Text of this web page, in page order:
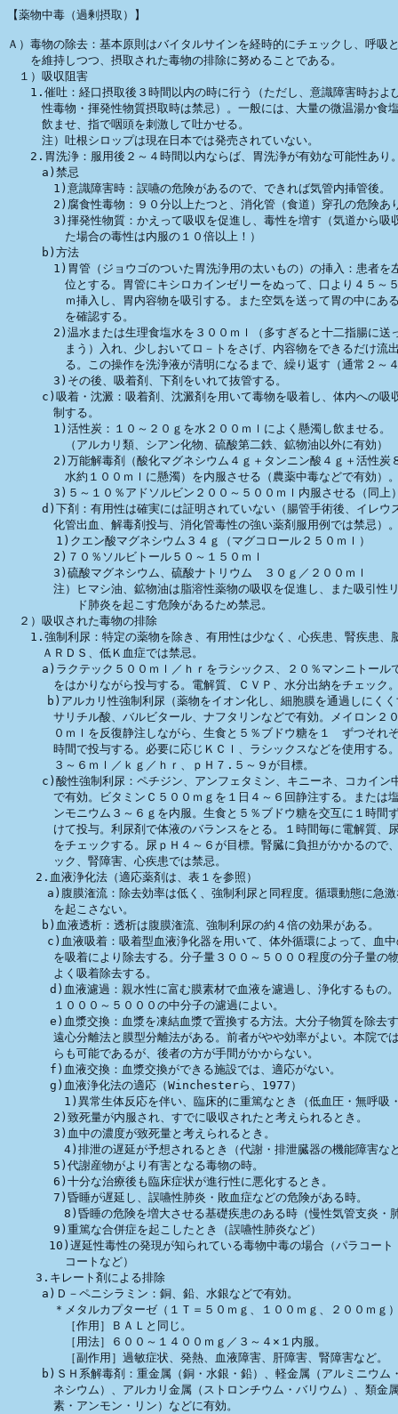
【薬物中毒（過剰摂取）】
Ａ）毒物の除去：基本原則はバイタルサインを経時的にチェックし、呼吸
を維持しつつ、摂取された毒物の排除に努めることである。
１）吸収阻害
1.催吐：経口摂取後３時間以内の時に行う（ただし、意識障害時およ
性毒物・揮発性物質摂取時は禁忌）。一般には、大量の微温湯か食
飲ませ、指で咽頭を刺激して吐かせる。
注）吐根シロップは現在日本では発売されていない。
2.胃洗浄：服用後２～４時間以内ならば、胃洗浄が有効な可能性あり
a)禁忌
1)意識障害時：誤嚥の危険があるので、できれば気管内挿管後。
2)腐食性毒物：９０分以上たつと、消化管（食道）穿孔の危険あ
3)揮発性物質：かえって吸収を促進し、毒性を増す（気道から吸
た場合の毒性は内服の１０倍以上！）
b)方法
1)胃管（ジョウゴのついた胃洗浄用の太いもの）の挿入：患者を
位とする。胃管にキシロカインゼリーをぬって、口より４５～
ｍ挿入し、胃内容物を吸引する。また空気を送って胃の中にあ
を確認する。
2)温水または生理食塩水を３００ｍｌ（多すぎると十二指腸に送
まう）入れ、少しおいてロ－トをさげ、内容物をできるだけ流
る。この操作を洗浄液が清明になるまで、繰り返す（通常２～４
3)その後、吸着剤、下剤をいれて抜管する。
c)吸着・沈澱：吸着剤、沈澱剤を用いて毒物を吸着し、体内への吸
制する。
1)活性炭：１０～２０ｇを水２００ｍｌによく懸濁し飲ま
（アルカリ類、シアン化物、硫酸第二鉄、鉱物油以外に有効）
2)万能解毒剤（酸化マグネシウム４ｇ＋タンニン酸４ｇ＋活性炭
水約１００ｍｌに懸濁）を内服させる（農薬中毒などで有効）
3)５～１０％アドソルビン２００～５００ｍｌ内服させる（同上
d)下剤：有用性は確実には証明されていない（腸管手術後、イレウ
化管出血、解毒剤投与、消化管毒性の強い薬剤服用例では禁忌）
1)クエン酸マグネシウム３４ｇ（マグコロール２５０ｍｌ）
2)７０％ソルビトール５０～１５０ｍｌ
3)硫酸マグネシウム、硫酸ナトリウム　３０ｇ／２００ｍｌ
注）ヒマシ油、鉱物油は脂溶性薬物の吸収を促進し、また吸引性
ド肺炎を起こす危険があるため禁忌。
２）吸収された毒物の排除
1.強制利尿：特定の薬物を除き、有用性は少なく、心疾患、腎疾患、
ＡＲＤＳ、低Ｋ血症では禁忌。
a)ラクテック５００ｍｌ／ｈｒをラシックス、２０％マンニトール
をはかりながら投与する。電解質、ＣＶＰ、水分出納をチェック
b)アルカリ性強制利尿（薬物をイオン化し、細胞膜を通過しにくく
サリチル酸、バルビタール、ナフタリンなどで有効。メイロン２
０ｍｌを反復静注しながら、生食と５％ブドウ糖を１　ずつそれ
時間で投与する。必要に応じＫＣｌ、ラシックスなどを使用する
３～６ｍｌ／ｋｇ／ｈｒ、ｐＨ７.５～９が目標。
c)酸性強制利尿：ペチジン、アンフェタミン、キニーネ、コカイン
で有効。ビタミンＣ５００ｍｇを１日４～６回静注する。または
ンモニウム３～６ｇを内服。生食と５％ブドウ糖を交互に１時間
けて投与。利尿剤で体液のバランスをとる。１時間毎に電解質、
をチェックする。尿ｐＨ４～６が目標。腎臓に負担がかかるので
ック、腎障害、心疾患では禁忌。
    2.血液浄化法（適応薬剤は、表１を参照）
a)腹膜潅流：除去効率は低く、強制利尿と同程度。循環動態に急激
を起こさない。
b)血液透析：透析は腹膜潅流、強制利尿の約４倍の効果がある。
c)血液吸着：吸着型血液浄化器を用いて、体外循環によって、血中
を吸着により除去する。分子量３００～５０００程度の分子量の
よく吸着除去する。
d)血液濾過：親水性に富む膜素材で血液を濾過し、浄化するもの
１０００～５０００の中分子の濾過によい。
e)血漿交換：血漿を凍結血漿で置換する方法。大分子物質を除去
遠心分離法と膜型分離法がある。前者がやや効率がよい。本院で
らも可能であるが、後者の方が手間がかからない。
      f)血液交換：血漿交換ができる施設では、適応がない。
      g)血液浄化法の適応（Winchesterら、1977）
1)異常生体反応を伴い、臨床的に重篤なとき（低血圧・無呼吸
2)致死量が内服され、すでに吸収されたと考えられるとき。
3)血中の濃度が致死量と考えられるとき。
4)排泄の遅延が予想されるとき（代謝・排泄臓器の機能障害な
5)代謝産物がより有害となる毒物の時。
6)十分な治療後も臨床症状が進行性に悪化するとき。
7)昏睡が遅延し、誤嚥性肺炎・敗血症などの危険がある時。
8)昏睡の危険を増大させる基礎疾患のある時（慢性気管支炎・
9)重篤な合併症を起こしたとき（誤嚥性肺炎など）
10)遅延性毒性の発現が知られている毒物中毒の場合（パラコート
コートなど）
    3.キレート剤による排除
a)Ｄ－ペニシラミン：銅、鉛、水銀などで有効。
＊メタルカプターゼ（１Ｔ＝５０ｍｇ、１００ｍｇ、２００ｍｇ
［作用］ＢＡＬと同じ。
［用法］６００～１４００ｍｇ／３～４×１内服。
［副作用］過敏症状、発熱、血液障害、肝障害、腎障害など。
b)ＳＨ系解毒剤：重金属（銅・水銀・鉛）、軽金属（アルミニウム
ネシウム）、アルカリ金属（ストロンチウム・バリウム）、類金
素・アンモン・リン）などに有効。